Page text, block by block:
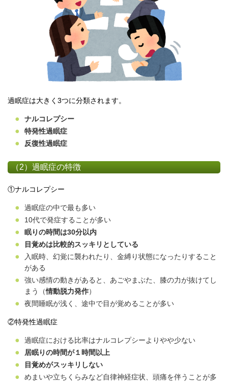
過眠症は大きく 3つに分類されます。
ナルコレプシー
特発性過眠症
反復性過眠症
（2）過眠症の特徴
①ナルコレプシー
過眠症の中で最も多い
10代で発症することが多い
眠りの時間は30分以内
目覚めは比較的スッキリとしている
入眠時、幻覚に襲われたり、金縛り状態になったりすること
がある
強い感情の動きがあると、あごやまぶた、膝の力が抜けてし
まう（情動脱力発作）
夜間睡眠が浅く、途中で目が覚めることが多い
②特発性過眠症
過眠症における比率はナルコレプシーよりやや少ない
居眠りの時間が１時間以上
目覚めがスッキリしない
めまいや立ちくらみなど自律神経症状、頭痛を伴うことが多